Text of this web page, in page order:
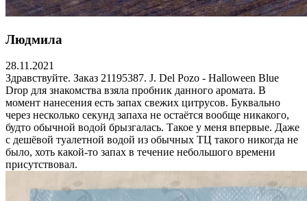
Людмила
28.11.2021
Здравствуйте. Заказ 21195387. J. Del Pozo - Halloween Blue
Drop для знакомства взяла пробник данного аромата. В
момент нанесения есть запах свежих цитрусов. Буквально
через несколько секунд запаха не остаётся вообще никакого,
будто обычной водой брызгалась. Такое у меня впервые. Даже
с дешёвой туалетной водой из обычных ТЦ такого никогда не
было, хоть какой-то запах в течение небольшого времени
присутствовал.